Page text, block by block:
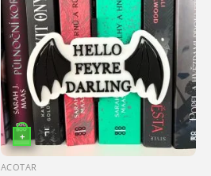
+
ACOTAR